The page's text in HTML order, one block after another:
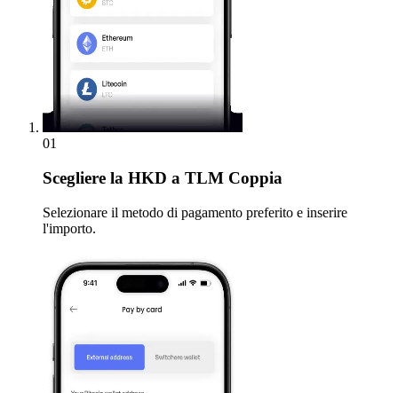
01
Scegliere la HKD a TLM Coppia
Selezionare il metodo di pagamento preferito e inserire
l'importo.